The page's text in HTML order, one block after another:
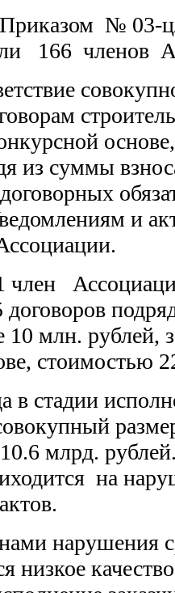
№ 03-
166 членов
из суммы
и
член
млн. рублей,
стоимостью
в стадии
млрд.
на
нарушения
низкое